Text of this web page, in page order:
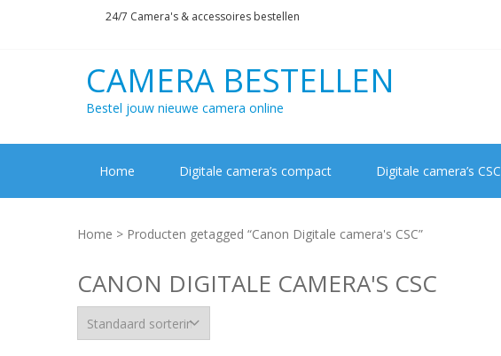
24/7 Camera's & accessoires bestellen
CAMERA BESTELLEN
Bestel jouw nieuwe camera online
Home Digitale camera’s compact Digitale camera’s CSC
Home > Producten getagged “Canon Digitale camera's CSC”
CANON DIGITALE CAMERA'S CSC